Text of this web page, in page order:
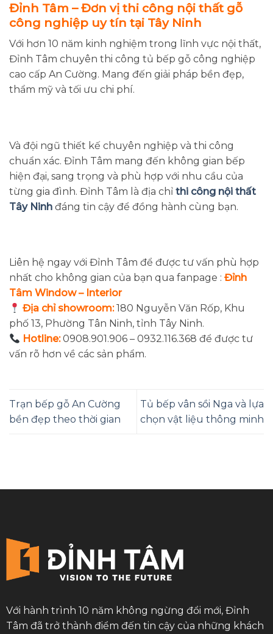
Đỉnh Tâm – Đơn vị thi công nội thất gỗ
công nghiệp uy tín tại Tây Ninh
Với hơn 10 năm kinh nghiệm trong lĩnh vực nội thất,
Đỉnh Tâm chuyên thi công tủ bếp gỗ công nghiệp
cao cấp An Cường. Mang đến giải pháp bền đẹp,
thẩm mỹ và tối ưu chi phí.
Và đội ngũ thiết kế chuyên nghiệp và thi công
chuẩn xác. Đỉnh Tâm mang đến không gian bếp
hiện đại, sang trọng và phù hợp với nhu cầu của
từng gia đình. Đỉnh Tâm là địa chỉ thi công nội thất
Tây Ninh đáng tin cậy để đồng hành cùng bạn.
Liên hệ ngay với Đỉnh Tâm để được tư vấn phù hợp
nhất cho không gian của bạn qua fanpage : Đỉnh
Tâm Window – Interior
Địa chỉ showroom:180 Nguyễn Văn Rốp, Khu
phố 13, Phường Tân Ninh, tỉnh Tây Ninh.
Hotline: 0908.901.906 – 0932.116.368 để được tư
vấn rõ hơn về các sản phẩm.
Trạn bếp gỗ An Cường
bền đẹp theo thời gian
Tủ bếp vân sồi Nga và lựa
chọn vật liệu thông minh
Với hành trình 10 năm không ngừng đổi mới, Đỉnh
Tâm đã trở thành điểm đến tin cậy của những khách